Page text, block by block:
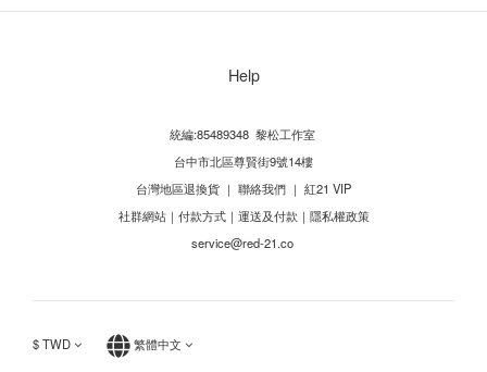
Help
統編:85489348 黎松工作室
台中市北區尊賢街9號14樓
台灣地區退換貨 ｜ 聯絡我們 ｜ 紅21 VIP
社群網站｜ 付款方式｜ 運送及付款 ｜ 隱私權政策
service@red-21.co
$TWD 繁體中文